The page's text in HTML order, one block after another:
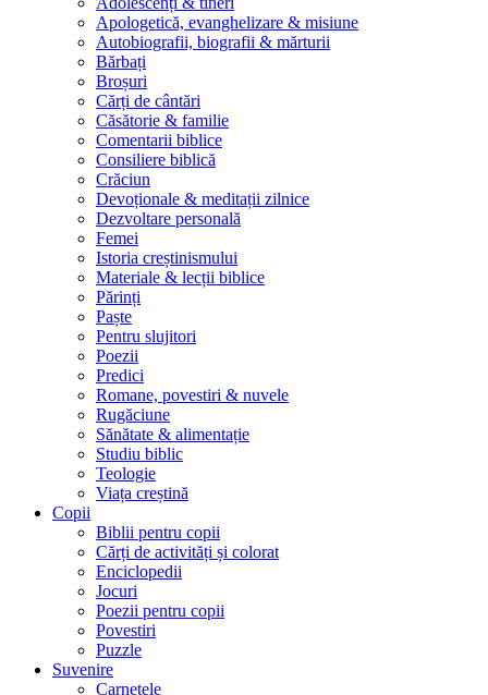
Apologetică, evanghelizare & misiune
Autobiografii, biografii & mărturii
Bărbați
Broșuri
Cărți de cântări
Căsătorie & familie
Comentarii biblice
Consiliere biblică
Crăciun
Devoționale & meditații zilnice
Dezvoltare personală
Femei
Istoria creștinismului
Materiale & lecții biblice
Părinți
Paște
Pentru slujitori
Poezii
Predici
Romane, povestiri & nuvele
Rugăciune
Sănătate & alimentație
Studiu biblic
Teologie
Viața creștină
Copii
Biblii pentru copii
Cărți de activități și colorat
Enciclopedii
Jocuri
Poezii pentru copii
Povestiri
Puzzle
Suvenire
Carnetele